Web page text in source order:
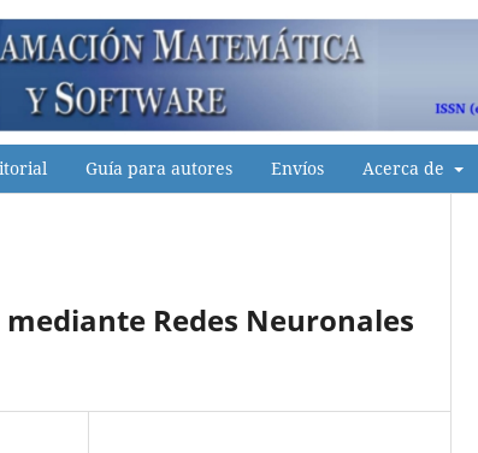
Guía para autores Envíos Acerca de
Redes Neuronales